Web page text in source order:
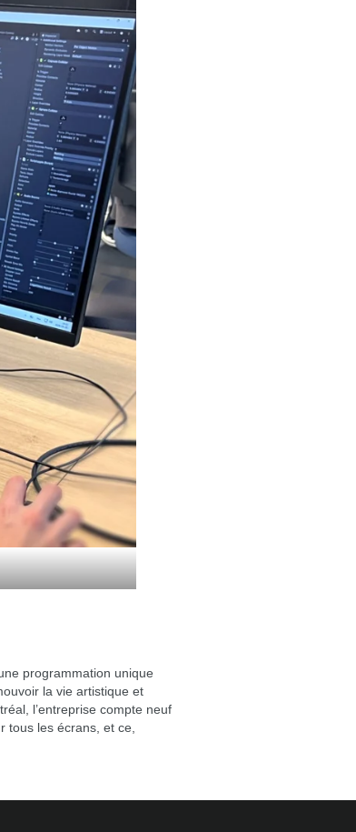
programmation unique
la vie artistique et
l’entreprise compte neuf
tous les écrans, et ce,